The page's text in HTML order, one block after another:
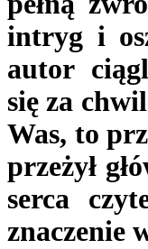
intryg i
autor
się za
Was, to
przeżył
serca
znaczenie